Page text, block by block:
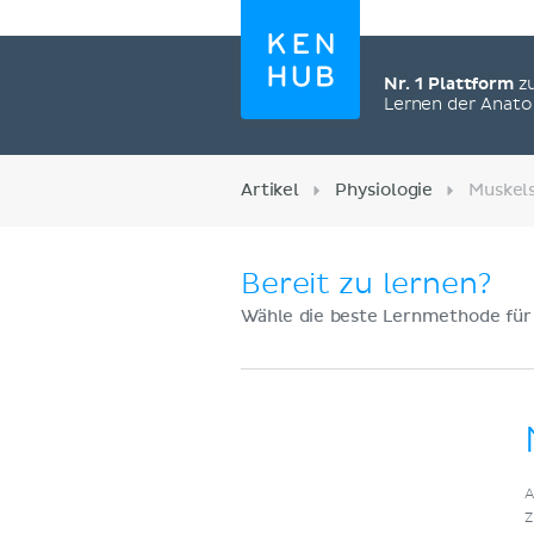
Nr. 1 Plattform
Lernen der
Artikel Physiologie
Bereit zu lernen?
Wähle die beste Lernmethode für